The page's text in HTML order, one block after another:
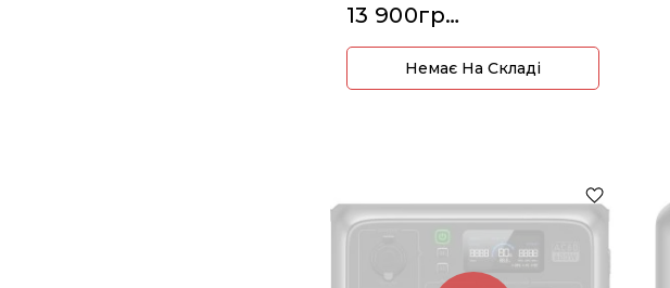
13 900грн.
Немає На Складі